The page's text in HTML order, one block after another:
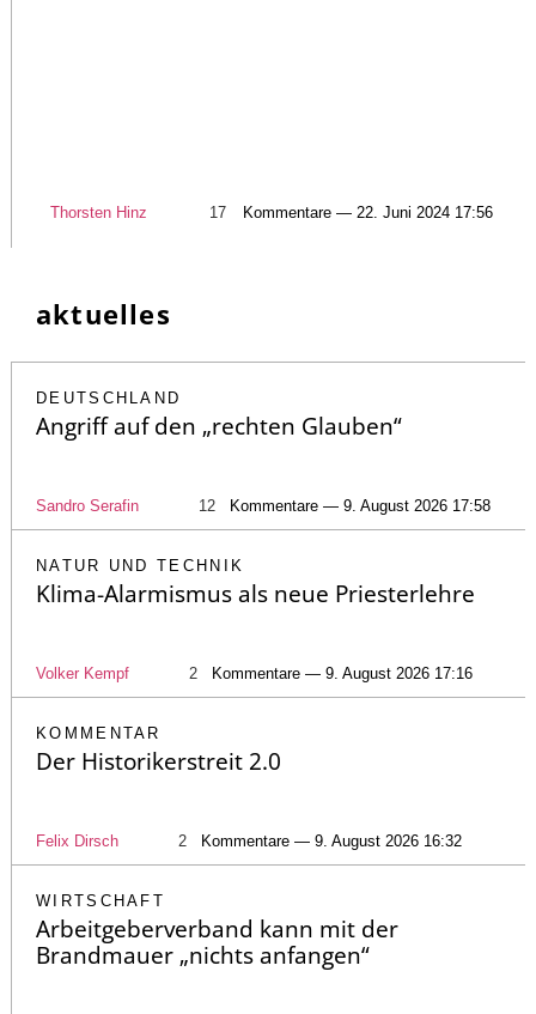
Thorsten Hinz 17 Kommentare — 22. Juni 2024 17:56
aktuelles
DEUTSCHLAND
Angriff auf den „rechten Glauben“
Sandro Serafin 12 Kommentare — 9. August 2026 17:58
NATUR UND TECHNIK
Klima-Alarmismus als neue Priesterlehre
Volker Kempf 2 Kommentare — 9. August 2026 17:16
KOMMENTAR
Der Historikerstreit 2.0
Felix Dirsch 2 Kommentare — 9. August 2026 16:32
WIRTSCHAFT
Arbeitgeberverband kann mit der
Brandmauer „nichts anfangen“